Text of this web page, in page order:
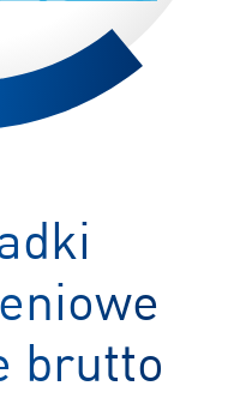
brutto